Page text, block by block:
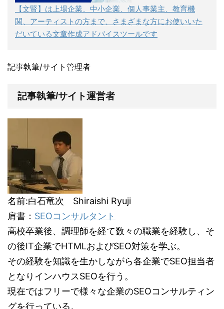
【文賢】は上場企業、中小企業、個人事業主、教育機
関、アーティストの方まで、さまざまな方にお使いいた
だいている文章作成アドバイスツールです
記事執筆/サイト管理者
記事執筆/サイト運営者
名前:白石竜次 Shiraishi Ryuji
肩書： SEOコンサルタント
高校卒業後、調理師を経て数々の職業を経験し、そ
の後IT企業でHTMLおよびSEO対策を学ぶ。
その経験を知識を生かしながら各企業でSEO担当者
となりインハウスSEOを行う。
現在ではフリーで様々な企業のSEOコンサルティン
グを行っている。